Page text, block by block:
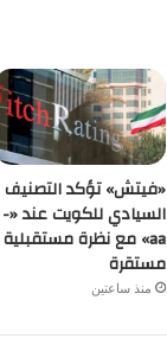
«فيتش» تؤكد التصنيف
السيادي للكويت عند «-
aa» مع نظرة مستقبلية
مستقرة
منذ ساعتين